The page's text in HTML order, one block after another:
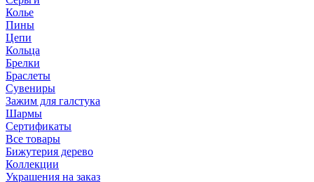
Колье
Пины
Цепи
Кольца
Брелки
Браслеты
Сувениры
Зажим для галстука
Шармы
Сертификаты
Все товары
Бижутерия дерево
Коллекции
Украшения на заказ